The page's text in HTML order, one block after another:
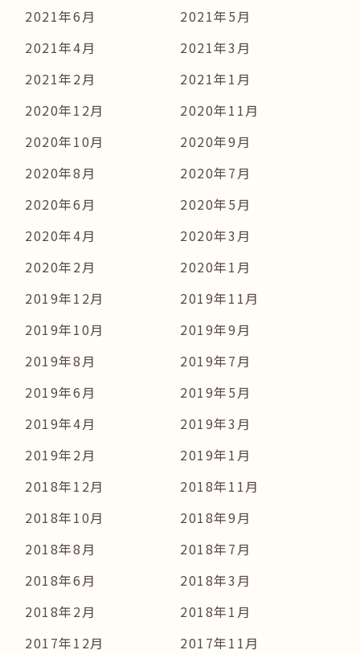
2021年6月
2021年5月
2021年4月
2021年3月
2021年2月
2021年1月
2020年12月
2020年11月
2020年10月
2020年9月
2020年8月
2020年7月
2020年6月
2020年5月
2020年4月
2020年3月
2020年2月
2020年1月
2019年12月
2019年11月
2019年10月
2019年9月
2019年8月
2019年7月
2019年6月
2019年5月
2019年4月
2019年3月
2019年2月
2019年1月
2018年12月
2018年11月
2018年10月
2018年9月
2018年8月
2018年7月
2018年6月
2018年3月
2018年2月
2018年1月
2017年12月
2017年11月